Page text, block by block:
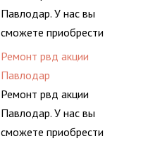
ными спецами, которые
помогут решить любую
сложную задачу.
АДЫМ Инжиниринг
предлагает ремонт
давления. Ремонт
шлангов производится
высококвалифицирован
ными спецами, которые
помогут решить любую
Павлодар. У нас вы
сможете приобрести
рукав с разными
фитингами и
комплектующими,
АДЫМ Инжиниринг
предлагает ремонт
Ремонт рвд акции
Павлодар
Ремонт рвд акции
Павлодар. У нас вы
сможете приобрести